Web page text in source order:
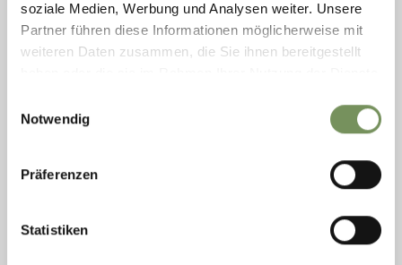
soziale Medien, Werbung und Analysen weiter. Unsere
Partner führen diese Informationen möglicherweise mit
weiteren Daten zusammen, die Sie ihnen bereitgestellt
Notwendig
Präferenzen
Statistiken
T+39 0473 945633
pfarreischenna@outlook.com
seelsorgeeinheit-schenna.it